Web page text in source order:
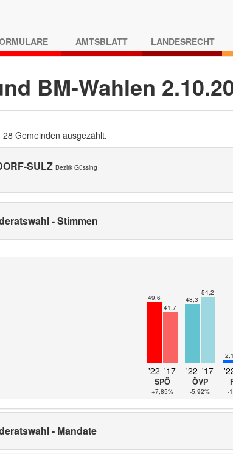
AMTSBLATT LANDESRECHT
BM-Wahlen
28 Gemeinden ausgezählt.
SULZ Bezirk Güssing
- Stimmen
49,6
41,7
'22 '17
SPÖ
+7,85%
48,3
54,2
'22 '17
ÖVP
-5,92%
2,1
-
- Mandate